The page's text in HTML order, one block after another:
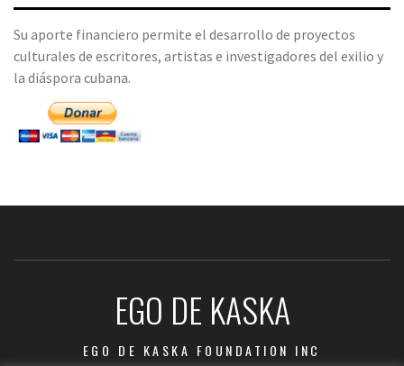
Su aporte financiero permite el desarrollo de proyectos
culturales de escritores, artistas e investigadores del exilio y
la diáspora cubana.
EGO DE KASKA
EGO DE KASKA FOUNDATION INC